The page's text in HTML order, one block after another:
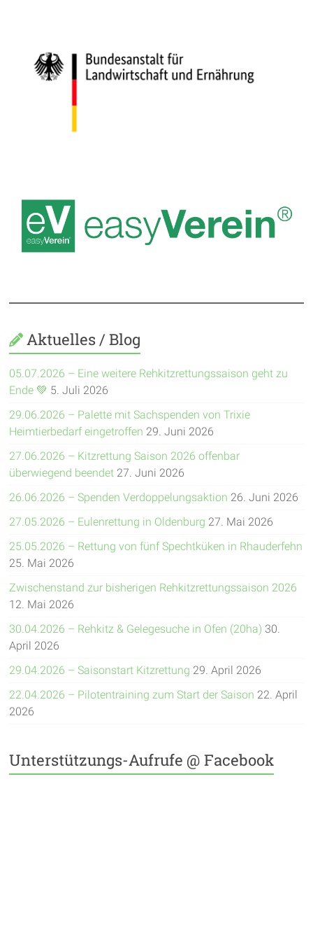
Aktuelles / Blog
05.07.2026 – Eine weitere Rehkitzrettungssaison geht zu
Ende 💚 5. Juli 2026
29.06.2026 – Palette mit Sachspenden von Trixie
Heimtierbedarf eingetroffen 29. Juni 2026
27.06.2026 – Kitzrettung Saison 2026 offenbar
überwiegend beendet 27. Juni 2026
26.06.2026 – Spenden Verdoppelungsaktion 26. Juni 2026
27.05.2026 – Eulenrettung in Oldenburg 27. Mai 2026
25.05.2026 – Rettung von fünf Spechtküken in Rhauderfehn
25. Mai 2026
Zwischenstand zur bisherigen Rehkitzrettungssaison 2026
12. Mai 2026
30.04.2026 – Rehkitz & Gelegesuche in Ofen (20ha) 30.
April 2026
29.04.2026 – Saisonstart Kitzrettung 29. April 2026
22.04.2026 – Pilotentraining zum Start der Saison 22. April
2026
Unterstützungs-Aufrufe @ Facebook